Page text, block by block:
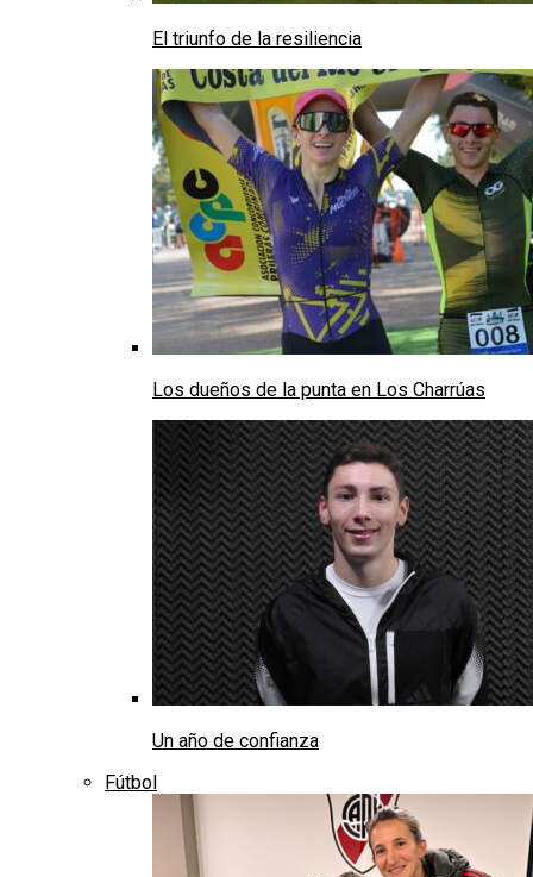
El triunfo de la resiliencia
Los dueños de la punta en Los Charrúas
Un año de confianza
Fútbol